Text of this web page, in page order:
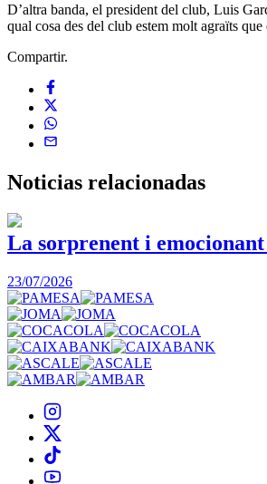
D’altra banda, el president del club, Luis
qual cosa des del club estem molt agraïts
Compartir.
Noticias relacionadas
La sorprenent i
23/07/2026